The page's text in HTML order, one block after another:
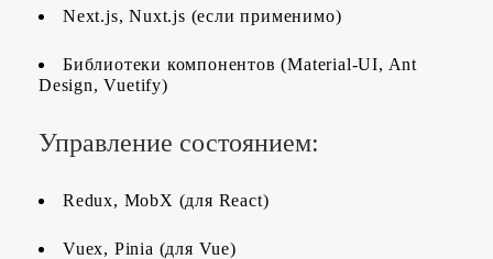
Next.js, Nuxt.js (если применимо)
Библиотеки компонентов (Material-UI, Ant
Design, Vuetify)
Управление состоянием:
Redux, MobX (для React)
Vuex, Pinia (для Vue)